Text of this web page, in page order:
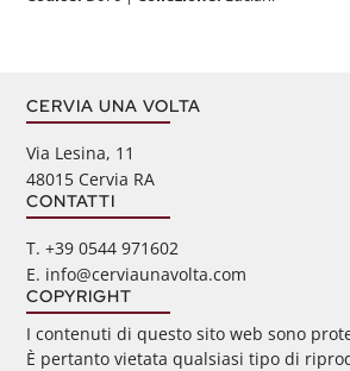
CERVIA UNA VOLTA
Via Lesina, 11
48015 Cervia RA
CONTATTI
‭T. +39 0544 971602
E. info@cerviaunavolta.com
COPYRIGHT
I contenuti di questo sito web sono
È pertanto vietata qualsiasi tipo di